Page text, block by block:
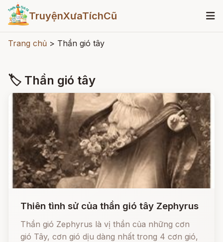
TruyệnXưaTíchCũ
Trang chủ > Thần gió tây
🏷 Thần gió tây
Thiên tình sử của thần gió tây Zephyrus
Thần gió Zephyrus là vị thần của những cơn
gió Tây, cơn gió dịu dàng nhất trong 4 cơn gió,